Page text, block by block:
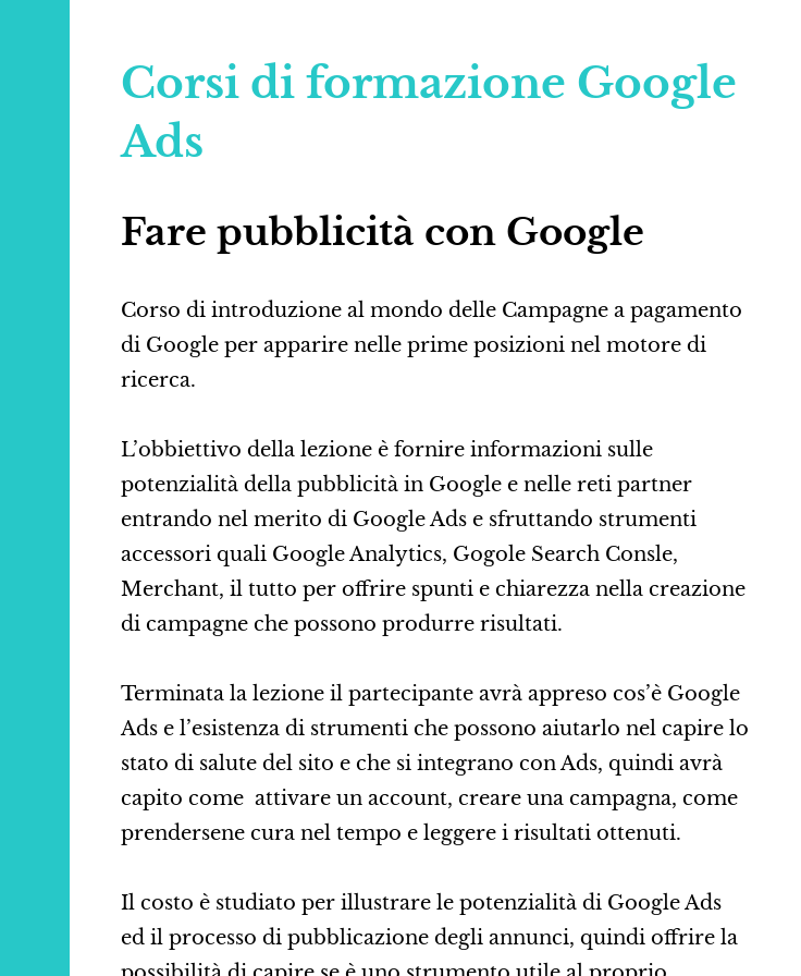
Corsi di formazione Google
Ads
Fare pubblicità con Google
Corso di introduzione al mondo delle Campagne a pagamento
di Google per apparire nelle prime posizioni nel motore di
ricerca.
L’obbiettivo della lezione è fornire informazioni sulle
potenzialità della pubblicità in Google e nelle reti partner
entrando nel merito di Google Ads e sfruttando strumenti
accessori quali Google Analytics, Gogole Search Consle,
Merchant, il tutto per offrire spunti e chiarezza nella creazione
di campagne che possono produrre risultati.
Terminata la lezione il partecipante avrà appreso cos’è Google
Ads e l’esistenza di strumenti che possono aiutarlo nel capire lo
stato di salute del sito e che si integrano con Ads, quindi avrà
capito come attivare un account, creare una campagna, come
prendersene cura nel tempo e leggere i risultati ottenuti.
Il costo è studiato per illustrare le potenzialità di Google Ads
ed il processo di pubblicazione degli annunci, quindi offrire la